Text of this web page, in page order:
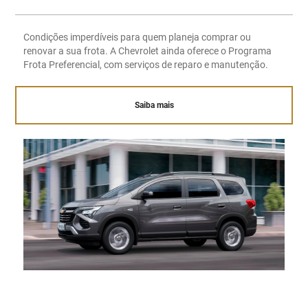
Condições imperdíveis para quem planeja comprar ou
renovar a sua frota. A Chevrolet ainda oferece o Programa
Frota Preferencial, com serviços de reparo e manutenção.
Saiba mais